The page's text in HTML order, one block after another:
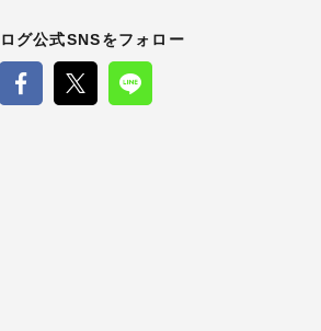
グ公式SNSをフォロー